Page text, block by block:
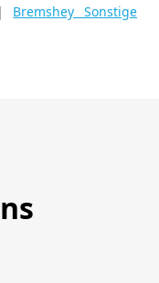
| Bremshey Sonstige